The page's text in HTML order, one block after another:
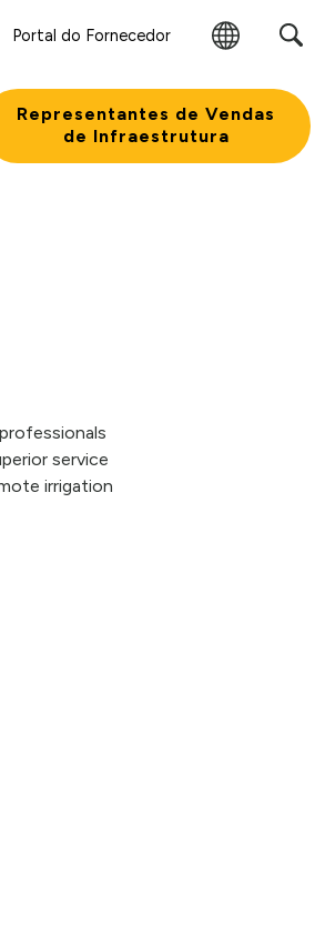
Portal do Fornecedor
Alterar
Representantes de Vendas
de Infraestrutura
service
irrigation